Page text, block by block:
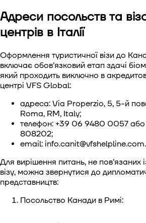
Адреси посольств та
центрів в Італії
Оформлення туристичної візи до
включає обов’язковий етап здачі
який проходить виключно в
центрі VFS Global:
адреса: Via Properzio, 5, 5-й
Roma, RM, Italy;
телефон: +39 06 9480 0057
808202;
email: info.canit@vfshelpline.com.
Для вирішення питань, не пов’язаних
візу, можна звернутися до
представництв:
Посольство Канади в Римі: